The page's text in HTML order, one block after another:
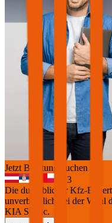
Jetzt Beratung buchen
+3
Die durchblicker Kfz-
unverbindlich bei der Wahl
KIA Stonic.